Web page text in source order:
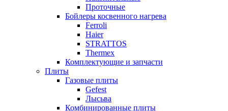
Проточные
Бойлеры косвенного нагрева
Ferroli
Haier
STRATTOS
Thermex
Комплектующие и запчасти
Плиты
Газовые плиты
Gefest
Лысьва
Комбинированные плиты